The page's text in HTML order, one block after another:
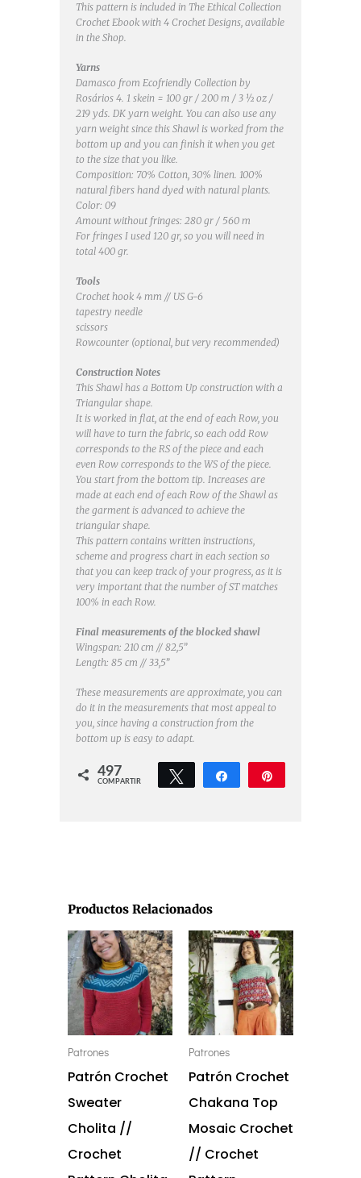
This pattern is included in The Ethical Collection
Crochet Ebook with 4 Crochet Designs, available
in the Shop.
Yarns
Damasco from Ecofriendly Collection by
Rosários 4. 1 skein = 100 gr / 200 m / 3 ½ oz /
219 yds. DK yarn weight. You can also use any
yarn weight since this Shawl is worked from the
bottom up and you can finish it when you get
to the size that you like.
Composition: 70% Cotton, 30% linen. 100%
natural fibers hand dyed with natural plants.
Color: 09
Amount without fringes: 280 gr / 560 m
For fringes I used 120 gr, so you will need in
total 400 gr.
Tools
Crochet hook 4 mm // US G-6
tapestry needle
scissors
Rowcounter (optional, but very recommended)
Construction Notes
This Shawl has a Bottom Up construction with a
Triangular shape.
It is worked in flat, at the end of each Row, you
will have to turn the fabric, so each odd Row
corresponds to the RS of the piece and each
even Row corresponds to the WS of the piece.
You start from the bottom tip. Increases are
made at each end of each Row of the Shawl as
the garment is advanced to achieve the
triangular shape.
This pattern contains written instructions,
scheme and progress chart in each section so
that you can keep track of your progress, as it is
very important that the number of ST matches
100% in each Row.
Final measurements of the blocked shawl
Wingspan: 210 cm // 82,5”
Length: 85 cm // 33,5”
These measurements are approximate, you can
do it in the measurements that most appeal to
you, since having a construction from the
bottom up is easy to adapt.
497
COMPARTIR
Twittear Compartir
Productos Relacionados
Patrones
Patrón Crochet
Sweater
Cholita //
Crochet
Patrones
Patrón Crochet
Chakana Top
Mosaic Crochet
// Crochet